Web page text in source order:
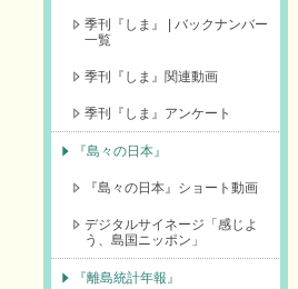
季刊『しま』 | バックナンバー
一覧
季刊『しま』関連動画
季刊『しま』アンケート
『島々の日本』
『島々の日本』ショート動画
デジタルサイネージ「感じよ
う、島国ニッポン」
『離島統計年報』